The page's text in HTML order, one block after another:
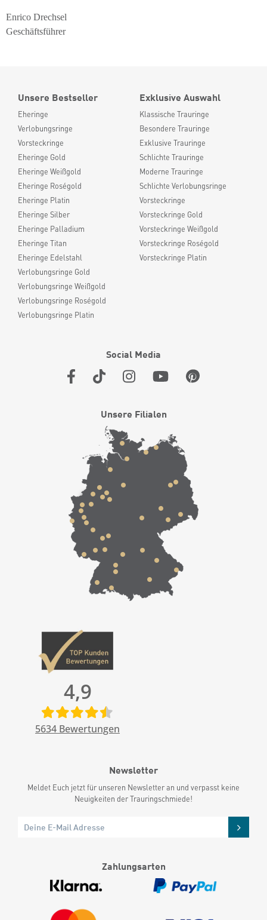
Enrico Drechsel
Geschäftsführer
Unsere Bestseller
Eheringe
Verlobungsringe
Vorsteckringe
Eheringe Gold
Eheringe Weißgold
Eheringe Roségold
Eheringe Platin
Eheringe Silber
Eheringe Palladium
Eheringe Titan
Eheringe Edelstahl
Verlobungsringe Gold
Verlobungsringe Weißgold
Verlobungsringe Roségold
Verlobungsringe Platin
Exklusive Auswahl
Klassische Trauringe
Besondere Trauringe
Exklusive Trauringe
Schlichte Trauringe
Moderne Trauringe
Schlichte Verlobungsringe
Vorsteckringe
Vorsteckringe Gold
Vorsteckringe Weißgold
Vorsteckringe Roségold
Vorsteckringe Platin
Social Media
Unsere Filialen
4,9
5634 Bewertungen
Newsletter
Meldet Euch jetzt für unseren Newsletter an und verpasst keine
Neuigkeiten der Trauringschmiede!
Zahlungsarten